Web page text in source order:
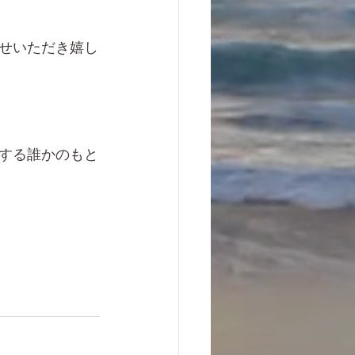
いただき嬉し
る誰かのもと